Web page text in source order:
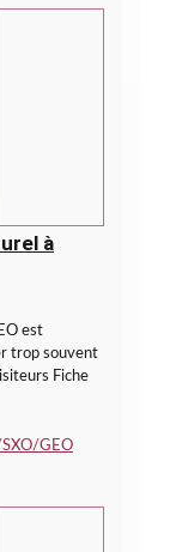
à
est
trop souvent
Fiche
GEO